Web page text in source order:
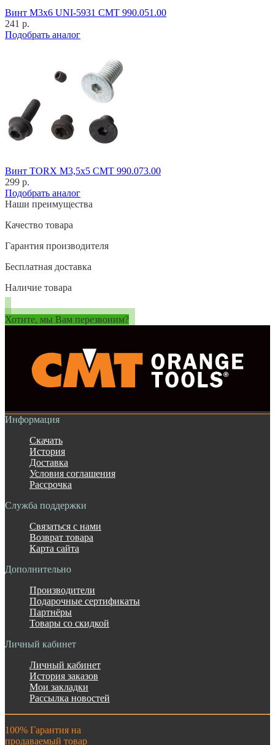
Винт M3x6 UNI-5931 CMT 990.051.00
241 р.
Подобрать аналог
Винт TORX M3,5x5 CMT 990.073.00
299 р.
Подобрать аналог
Наши преимущества
Качество товара
Гарантия производителя
Бесплатная доставка
Наличие товара
Хотите, мы Вам перезвоним?
Информация
Скачать
История
Доставка
Условия соглашения
Рассрочка
Служба поддержки
Связаться с нами
Возврат товара
Карта сайта
Дополнительно
Производители
Подарочные сертификаты
Партнёры
Товары со скидкой
Личный кабинет
Личный кабинет
История заказов
Мои закладки
Рассылка новостей
100% Гарантия на
продаваемый товар